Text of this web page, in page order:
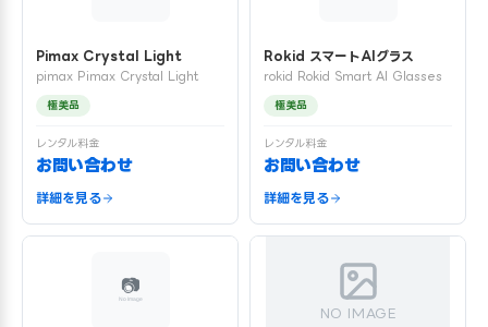
Pimax Crystal Light
pimax Pimax Crystal Light
極美品
レンタル料金
お問い合わせ
詳細を見る
Rokid スマートAIグラス
rokid Rokid Smart AI Glasses
極美品
レンタル料金
お問い合わせ
詳細を見る
NO IMAGE